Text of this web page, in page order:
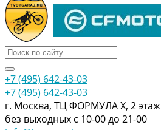
+7 (495) 642-43-03
+7 (495) 642-43-03
г. Москва, ТЦ ФОРМУЛА Х, 2 этаж
без выходных с 10-00 до 21-00